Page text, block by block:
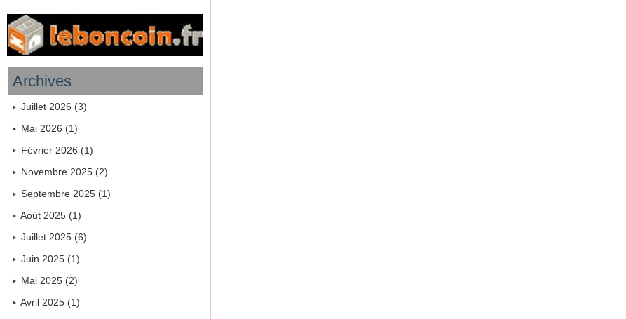
Archives
Juillet 2026 (3)
Mai 2026 (1)
Février 2026 (1)
Novembre 2025 (2)
Septembre 2025 (1)
Août 2025 (1)
Juillet 2025 (6)
Juin 2025 (1)
Mai 2025 (2)
Avril 2025 (1)